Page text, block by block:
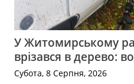
У Житомирському
врізався в дерево:
Субота, 8 Серпня, 2026